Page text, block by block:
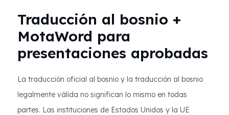
Traducción al bosnio +
MotaWord para
presentaciones aprobadas
La traducción oficial al bosnio y la traducción al bosnio
legalmente válida no significan lo mismo en todas
partes. Las instituciones de Estados Unidos y la UE